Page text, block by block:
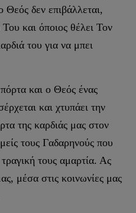
Θεός δεν επιβάλλεται,
και όποιος θέλει Τον
του για να μπει
και ο Θεός ένας
και χτυπάει την
της καρδιάς μας στον
τους Γαδαρηνούς που
τους αμαρτία. Ας
μέσα στις κοινωνίες μας